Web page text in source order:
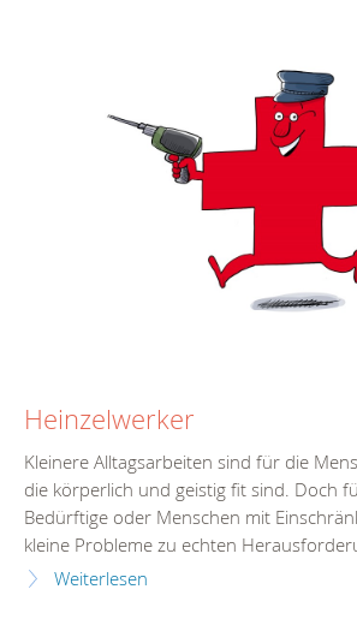
Heinzelwerker
Kleinere Alltagsarbeiten sind für die
die körperlich und geistig fit sind. Doch
Bedürftige oder Menschen mit
kleine Probleme zu echten
Weiterlesen